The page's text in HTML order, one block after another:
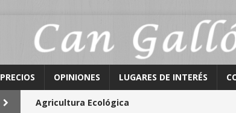
PRECIOS OPINIONES LUGARES DE INTERÉS
Agricultura Ecológica